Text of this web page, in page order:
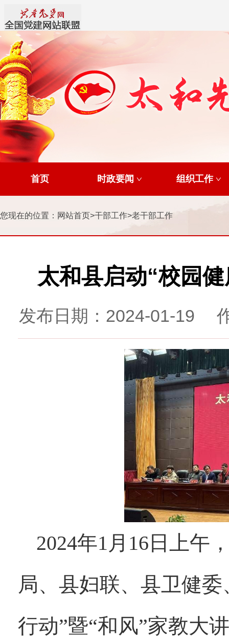
首页 时政要闻 组织工作
您现在的位置： 网站首页>干部工作>老干部工作
太和县启动“校园
发布日期：2024-01-19
2024年1月16日上午
局、县妇联、县卫健
行动”暨“和风”家教大